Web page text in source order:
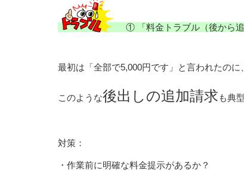
① 「料金トラブル（後から追
最初は「全部で5,000円です」と言われたの
このような後出しの追加請求 も典
対策：
・作業前に明確な料金提示があるか？